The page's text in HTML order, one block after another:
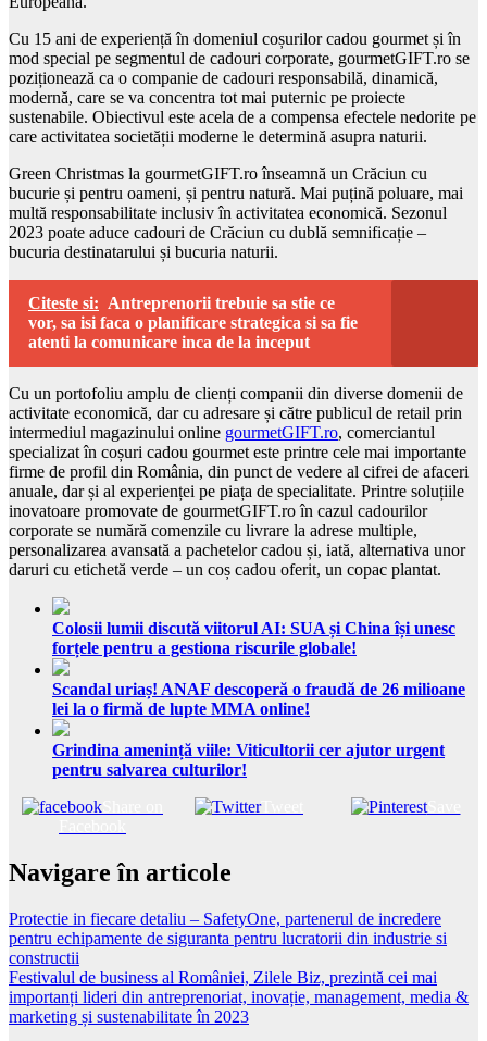
Cu 15 ani de experiență în domeniul coșurilor cadou gourmet și în
mod special pe segmentul de cadouri corporate, gourmetGIFT.ro se
poziționează ca o companie de cadouri responsabilă, dinamică,
modernă, care se va concentra tot mai puternic pe proiecte
sustenabile. Obiectivul este acela de a compensa efectele nedorite pe
care activitatea societății moderne le determină asupra naturii.
Green Christmas la gourmetGIFT.ro înseamnă un Crăciun cu
bucurie și pentru oameni, și pentru natură. Mai puțină poluare, mai
multă responsabilitate inclusiv în activitatea economică. Sezonul
2023 poate aduce cadouri de Crăciun cu dublă semnificație –
bucuria destinatarului și bucuria naturii.
Citeste si: Antreprenorii trebuie sa stie ce
vor, sa isi faca o planificare strategica si sa fie
atenti la comunicare inca de la inceput
Cu un portofoliu amplu de clienți companii din diverse domenii de
activitate economică, dar cu adresare și către publicul de retail prin
intermediul magazinului online gourmetGIFT.ro, comerciantul
specializat în coșuri cadou gourmet este printre cele mai importante
firme de profil din România, din punct de vedere al cifrei de afaceri
anuale, dar și al experienței pe piața de specialitate. Printre soluțiile
inovatoare promovate de gourmetGIFT.ro în cazul cadourilor
corporate se numără comenzile cu livrare la adrese multiple,
personalizarea avansată a pachetelor cadou și, iată, alternativa unor
daruri cu etichetă verde – un coș cadou oferit, un copac plantat.
Colosii lumii discută viitorul AI: SUA și China își unesc
forțele pentru a gestiona riscurile globale!
Scandal uriaș! ANAF descoperă o fraudă de 26 milioane
lei la o firmă de lupte MMA online!
Grindina amenință viile: Viticultorii cer ajutor urgent
pentru salvarea culturilor!
Tweet Save
Navigare în articole
Protectie in fiecare detaliu – SafetyOne, partenerul de incredere
pentru echipamente de siguranta pentru lucratorii din industrie si
constructii
Festivalul de business al României, Zilele Biz, prezintă cei mai
importanți lideri din antreprenoriat, inovație, management, media &
marketing și sustenabilitate în 2023